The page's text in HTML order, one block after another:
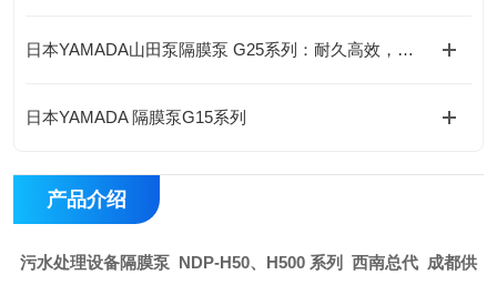
日本YAMADA山田泵隔膜泵 G25系列：耐久高效，持久稳定
日本YAMADA 隔膜泵G15系列
产品介绍
污水处理设备隔膜泵 NDP-H50、H500 系列 西南总代 成都供